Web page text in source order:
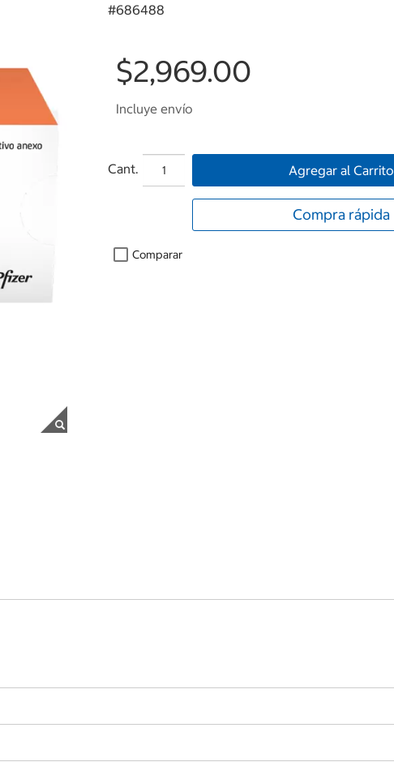
#686488
$2,969.00
Incluye envío
Cant. Agregar al Carrito
Compra rápida
Comparar